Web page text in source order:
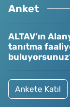
Anket
ALTAV’ın
tanıtma
Ankete Katıl